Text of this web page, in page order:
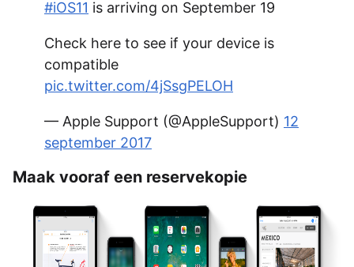
#iOS11 is arriving on September 19
Check here to see if your device is
compatible
pic.twitter.com/4jSsgPELOH
— Apple Support (@AppleSupport) 12
september 2017
Maak vooraf een reservekopie